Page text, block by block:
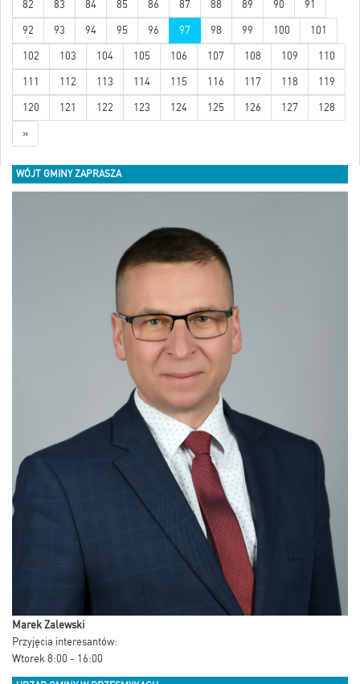
82 83 84 85 86 87 88 89 90 91
92 93 94 95 96 97 98 99 100 101
102 103 104 105 106 107 108 109 110
111 112 113 114 115 116 117 118 119
120 121 122 123 124 125 126 127 128
»
WÓJT GMINY ZAPRASZA
Marek Zalewski
Przyjęcia interesantów:
Wtorek 8:00 - 16:00